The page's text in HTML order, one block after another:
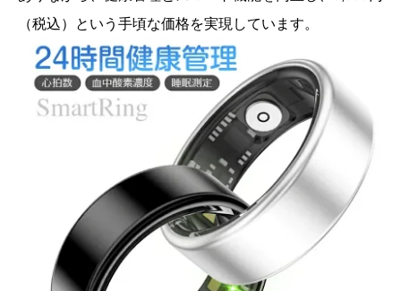
（税込）という手頃な価格を実現しています。